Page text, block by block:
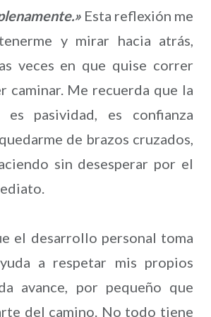
Esta reflexión me
y mirar hacia atrás,
veces en que quise correr
caminar. Me recuerda que la
es pasividad, es confianza
de brazos cruzados,
sin desesperar por el
el desarrollo personal toma
a respetar mis propios
avance, por pequeño que
del camino. No todo tiene